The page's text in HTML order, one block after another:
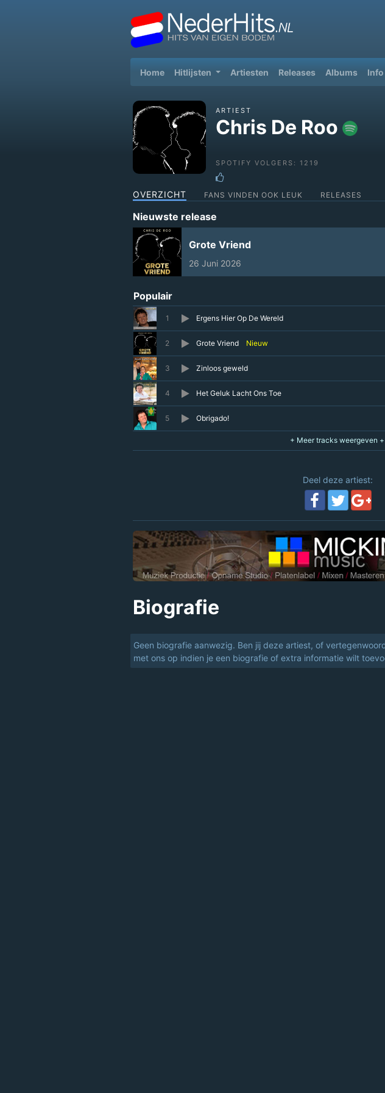
Home(current)
Hitlijsten Artiesten Releases Albums Info
ARTIEST
Chris De Roo
SPOTIFY VOLGERS: 1219
OVERZICHT FANS VINDEN OOK LEUK RELEASES
Nieuwste release
Grote Vriend
26 Juni 2026
Populair
1 Ergens Hier Op De Wereld
2 Grote Vriend Nieuw
3 Zinloos geweld
4 Het Geluk Lacht Ons Toe
5 Obrigado!
Deel deze artiest:
Biografie
Geen biografie aanwezig. Ben jij deze artiest, of
met ons op indien je een biografie of extra informatie wilt